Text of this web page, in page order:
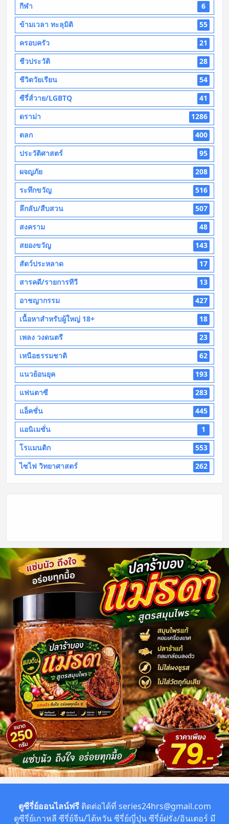
กีฬา
6
ข้ามเวลา ทะลุมิติ
55
ครอบครัว
21
ชีวประวัติ
28
ชีวิตวัยเรียน
54
ซีรี่ส์วาย/LGBTQ
41
ดราม่า
1286
ตลก
400
ประวัติศาสตร์
95
ผจญภัย
208
ระทึกขวัญ
516
ลึกลับ/สืบสวน
507
สงคราม
48
สยองขวัญ
143
สัตว์ประหลาด
17
สารคดี/รายการทีวี
13
อาชญากรรม
427
เนื้อหาสำหรับผู้ใหญ่ 18+
18
เพลง วงดนตรี
23
เหนือธรรมชาติ
62
แนวย้อนยุค
193
แฟนตาซี
283
แอ็คชั่น
445
แอนิเมชั่น
1
โรแมนติก
553
ไซไฟ วิทยาศาสตร์
262
ตูซีรี่ย์ออนไลน์ฟรีติดต่อได้ที่ series24hrs@gmail.com
ดูซีรี่ย์เกาหลี ซีรี่ย์จีน/ไต้หวัน ซีรี่ย์ญี่ปุ่น ซีรี่ย์ฝรั่ง/อินเตอร์ มี